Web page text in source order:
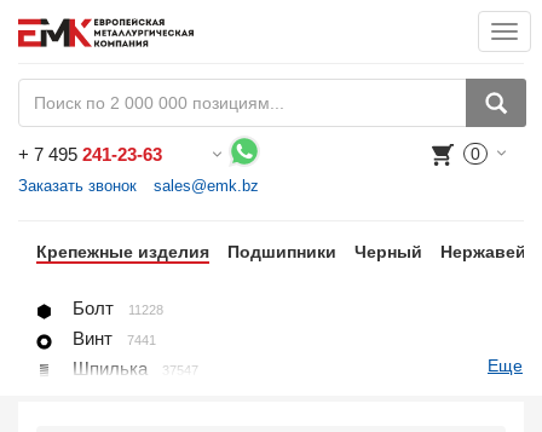
+ 7 495 241-23-63
Заказать звонок sales@emk.bz
0
Крепежные изделия Подшипники Черный
Болт 11228
Винт 7441
Шпилька 37547 Еще